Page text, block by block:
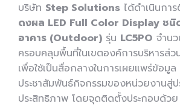
บริษัท Step Solutions ได้ดำเนินกา
ดงผล LED Full Color Display ช
อาคาร (Outdoor) รุ่น LC5PO จำน
ครอบคลุมพื้นที่ในเขตองค์การบริหารส่
เพื่อใช้เป็นสื่อกลางในการเผยแพร่ข้อมูล
ประชาสัมพันธ์กิจกรรมของหน่วยงานสู่ป
ประสิทธิภาพ โดยจุดติดตั้งประกอบด้วย